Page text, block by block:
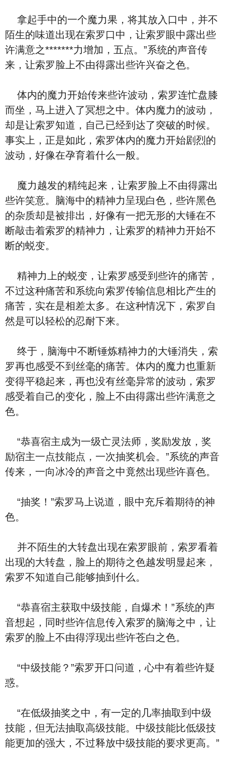
拿起手中的一个魔力果，将其放入口中，并不
陌生的味道出现在索罗口中，让索罗眼中露出些
许满意之*******力增加，五点。”系统的声音传
来，让索罗脸上不由得露出些许兴奋之色。
体内的魔力开始传来些许波动，索罗连忙盘膝
而坐，马上进入了冥想之中。体内魔力的波动，
却是让索罗知道，自己已经到达了突破的时候。
事实上，正是如此，索罗体内的魔力开始剧烈的
波动，好像在孕育着什么一般。
魔力越发的精纯起来，让索罗脸上不由得露出
些许笑意。脑海中的精神力呈现白色，些许黑色
的杂质却是被排出，好像有一把无形的大锤在不
断敲击着索罗的精神力，让索罗的精神力开始不
断的蜕变。
精神力上的蜕变，让索罗感受到些许的痛苦，
不过这种痛苦和系统向索罗传输信息相比产生的
痛苦，实在是相差太多。在这种情况下，索罗自
然是可以轻松的忍耐下来。
终于，脑海中不断锤炼精神力的大锤消失，索
罗再也感受不到丝毫的痛苦。体内的魔力也重新
变得平稳起来，再也没有丝毫异常的波动，索罗
感受着自己的变化，脸上不由得露出些许满意之
色。
“恭喜宿主成为一级亡灵法师，奖励发放，奖
励宿主一点技能点，一次抽奖机会。”系统的声音
传来，一向冰冷的声音之中竟然出现些许喜色。
“抽奖！”索罗马上说道，眼中充斥着期待的神
色。
并不陌生的大转盘出现在索罗眼前，索罗看着
出现的大转盘，脸上的期待之色越发明显起来，
索罗不知道自己能够抽到什么。
“恭喜宿主获取中级技能，自爆术！”系统的声
音想起，同时些许信息传入索罗的脑海之中，让
索罗的脸上不由得浮现出些许苍白之色。
“中级技能？”索罗开口问道，心中有着些许疑
惑。
“在低级抽奖之中，有一定的几率抽取到中级
技能，但无法抽取高级技能。中级技能比低级技
能更加的强大，不过释放中级技能的要求更高。”